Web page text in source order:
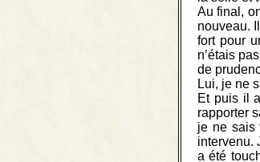
Au final,
nouveau.
fort pour
n’étais
de
Lui, je ne
Et puis il
rapporter
je ne sais
intervenu.
a été